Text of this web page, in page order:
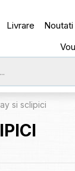
Livrare Noutati
si sclipici